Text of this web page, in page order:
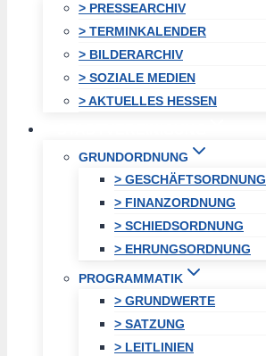
> PRESSEARCHIV
> TERMINKALENDER
> BILDERARCHIV
> SOZIALE MEDIEN
> AKTUELLES HESSEN
GRUNDORDNUNG
> GESCHÄFTSORDNUNG
> FINANZORDNUNG
> SCHIEDSORDNUNG
> EHRUNGSORDNUNG
PROGRAMMATIK
> GRUNDWERTE
> SATZUNG
> LEITLINIEN